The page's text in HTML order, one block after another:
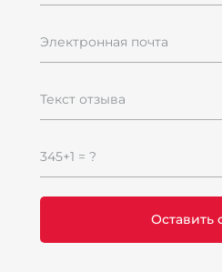
Электронная почта
Текст отзыва
345+1 = ?